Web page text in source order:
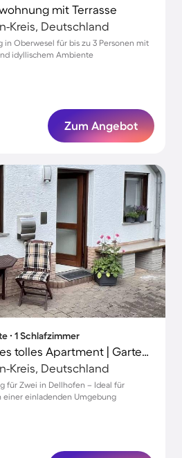
mit Terrasse
Kreis, Deutschland
in Oberwesel für bis zu 3 Personen mit
idyllischem Ambiente
Zum Angebot
∙ 1 Schlafzimmer
Familienfreundliches tolles Apartment | Gartenblick
Kreis, Deutschland
für Zwei in Dellhofen – Ideal für
einer einladenden Umgebung